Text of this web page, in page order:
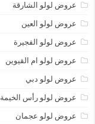
عروض لولو الشارقة
عروض لولو العين
عروض لولو الفجيرة
عروض لولو ام القيوين
عروض لولو دبي
عروض لولو رأس الخيمة
عروض لولو عجمان